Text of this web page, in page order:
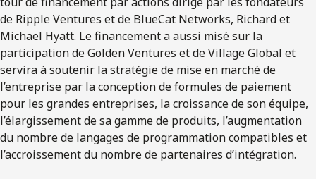
de Ripple Ventures et de BlueCat Networks, Richard et
Michael Hyatt. Le financement a aussi misé sur la
participation de Golden Ventures et de Village Global et
servira à soutenir la stratégie de mise en marché de
l’entreprise par la conception de formules de paiement
pour les grandes entreprises, la croissance de son équipe,
l’élargissement de sa gamme de produits, l’augmentation
du nombre de langages de programmation compatibles et
l’accroissement du nombre de partenaires d’intégration.